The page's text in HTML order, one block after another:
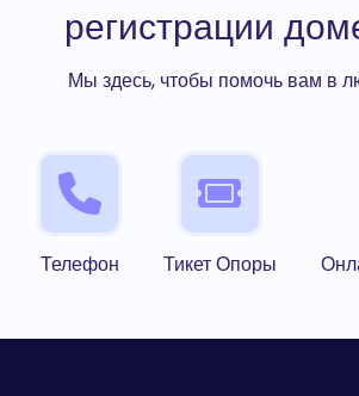
регистрации
Мы здесь, чтобы помочь вам в
Телефон Тикет Опоры